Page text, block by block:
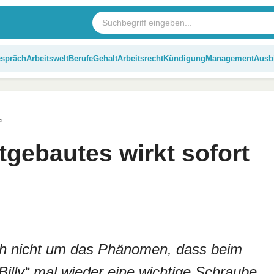
ArbeitsweltBerufeGehaltArbeitsrechtKündigung Management
wirkt sofort
nicht um das Phänomen, dass beim